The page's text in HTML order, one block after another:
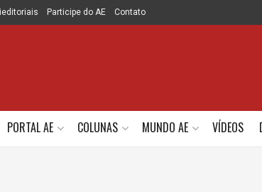
Participe do AE Contato
PORTAL AE COLUNAS MUNDO AE VÍDEOS